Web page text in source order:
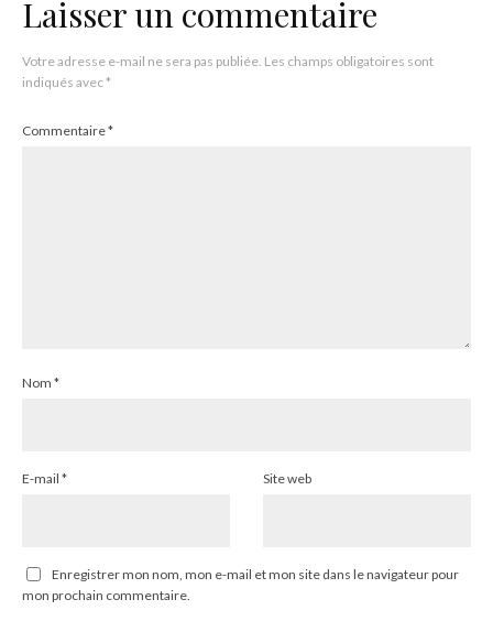
Laisser un commentaire
Votre adresse e-mail ne sera pas publiée. Les champs obligatoires sont
indiqués avec*
Commentaire*
Nom *
E-mail * Site web
Enregistrer mon nom, mon e-mail et mon site dans le navigateur pour
mon prochain commentaire.